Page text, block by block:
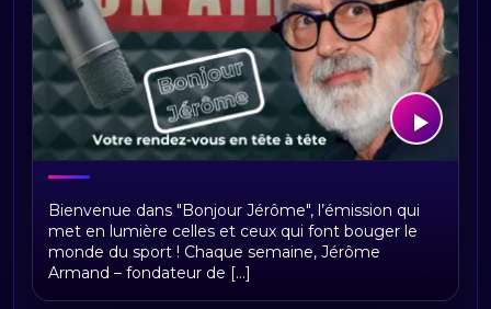
Bonjour Jerome
Bienvenue dans "Bonjour Jérôme", l’émission qui
met en lumière celles et ceux qui font bouger le
monde du sport ! Chaque semaine, Jérôme
Armand – fondateur de [...]